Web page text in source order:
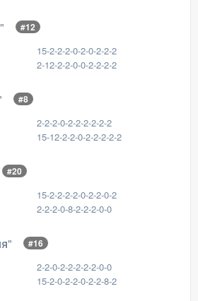
#12
15-2-2-2-0-2-0-2-2-2
2-12-2-2-0-0-2-2-2-2
#8
2-2-2-0-2-2-2-2-2-2
15-12-2-2-0-2-2-2-2-2
#20
15-2-2-2-2-0-2-2-0-2
2-2-2-0-8-2-2-2-0-0
#16
2-2-0-2-2-2-2-2-0-0
15-2-0-2-2-0-2-2-8-2